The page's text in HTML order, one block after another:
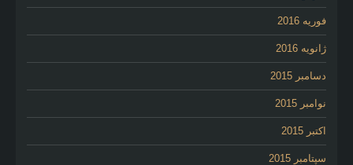
فوریه 2016
ژانویه 2016
دسامبر 2015
نوامبر 2015
اکتبر 2015
سپتامبر 2015